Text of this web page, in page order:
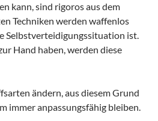
kann, sind rigoros aus dem
Techniken werden waffenlos
Selbstverteidigungssituation ist.
Hand haben, werden diese
ändern, aus diesem Grund
immer anpassungsfähig bleiben.